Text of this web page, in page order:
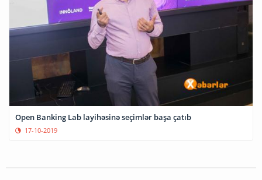
Open Banking Lab layihəsinə seçimlər başa çatıb
17-10-2019